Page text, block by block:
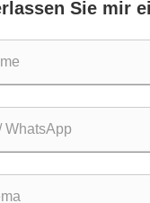
Sie mir